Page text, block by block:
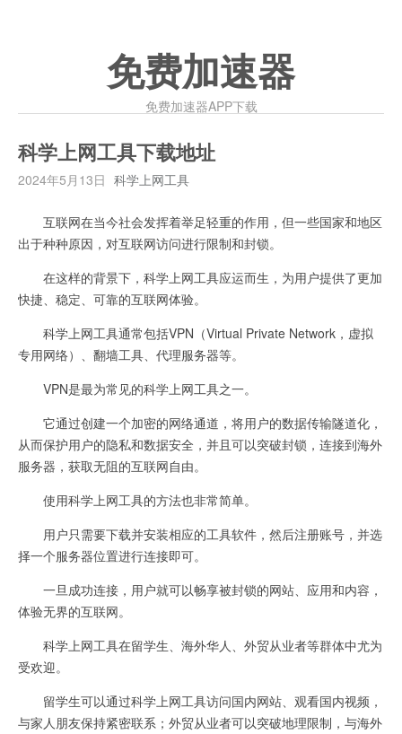
免费加速器
免费加速器APP下载
科学上网工具下载地址
2024年5月13日 科学上网工具
互联网在当今社会发挥着举足轻重的作用，但一些国家和地区
出于种种原因，对互联网访问进行限制和封锁。
在这样的背景下，科学上网工具应运而生，为用户提供了更加
快捷、稳定、可靠的互联网体验。
科学上网工具通常包括VPN（Virtual Private Network，虚拟
专用网络）、翻墙工具、代理服务器等。
VPN是最为常见的科学上网工具之一。
它通过创建一个加密的网络通道，将用户的数据传输隧道化，
从而保护用户的隐私和数据安全，并且可以突破封锁，连接到海外
服务器，获取无阻的互联网自由。
使用科学上网工具的方法也非常简单。
用户只需要下载并安装相应的工具软件，然后注册账号，并选
择一个服务器位置进行连接即可。
一旦成功连接，用户就可以畅享被封锁的网站、应用和内容，
体验无界的互联网。
科学上网工具在留学生、海外华人、外贸从业者等群体中尤为
受欢迎。
留学生可以通过科学上网工具访问国内网站、观看国内视频，
与家人朋友保持紧密联系；外贸从业者可以突破地理限制，与海外